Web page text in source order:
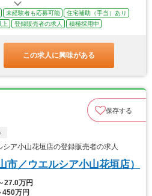
未経験者も応募可能
住宅補助（手当）あり
上 登録販売者の求人 積極採用中
この求人に興味がある
保存する
ア小山花垣店の登録販売者の求人
市／ウエルシア小山花垣店）
27.0万円
450万円